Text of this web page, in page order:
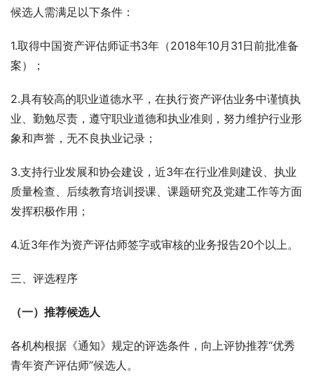
候选人需满足以下条件：
1.取得中国资产评估师证书3年（2018年10月31日前批准备
案）；
2.具有较高的职业道德水平，在执行资产评估业务中谨慎执
业、勤勉尽责，遵守职业道德和执业准则，努力维护行业形
象和声誉，无不良执业记录；
3.支持行业发展和协会建设，近3年在行业准则建设、执业
质量检查、后续教育培训授课、课题研究及党建工作等方面
发挥积极作用；
4.近3年作为资产评估师签字或审核的业务报告20个以上。
三、评选程序
（一）推荐候选人
各机构根据《通知》规定的评选条件，向上评协推荐“优秀
青年资产评估师”候选人。